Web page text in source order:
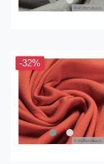
-32%